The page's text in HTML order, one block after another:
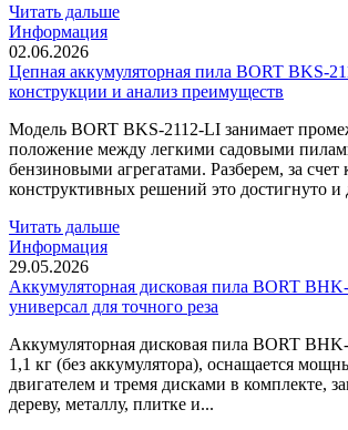
Читать дальше
Информация
02.06.2026
Цепная аккумуляторная пила BORT BKS-
конструкции и анализ преимуществ
Модель BORT BKS-2112-LI занимает
положение между легкими садовыми
бензиновыми агрегатами. Разберем, за счет
конструктивных решений это достигнуто и
Читать дальше
Информация
29.05.2026
Аккумуляторная дисковая пила BORT
универсал для точного реза
Аккумуляторная дисковая пила BORT
1,1 кг (без аккумулятора), оснащается
двигателем и тремя дисками в комплекте,
дереву, металлу, плитке и...